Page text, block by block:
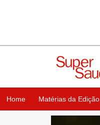
Home Matérias da Edição